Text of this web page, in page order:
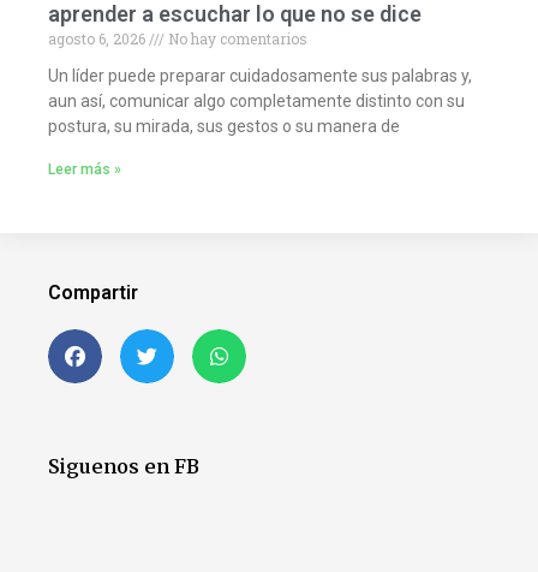
aprender a escuchar lo que no se dice
agosto 6, 2026
No hay comentarios
Un líder puede preparar cuidadosamente sus palabras y,
aun así, comunicar algo completamente distinto con su
postura, su mirada, sus gestos o su manera de
Leer más »
Compartir
Siguenos en FB